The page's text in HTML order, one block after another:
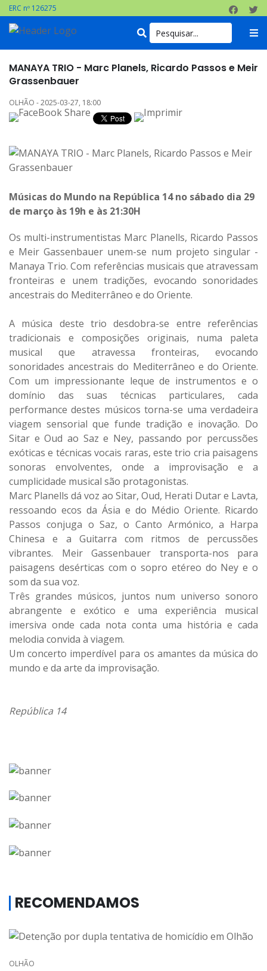
ERC nº 126275
MANAYA TRIO - Marc Planels, Ricardo Passos e Meir
Grassenbauer
OLHÃO - 2025-03-27, 18:00
Músicas do Mundo na República 14 no sábado dia 29
de março às 19h e às 21:30H
Os multi-instrumentistas Marc Planells, Ricardo Passos
e Meir Gassenbauer unem-se num projeto singular -
Manaya Trio. Com referências musicais que atravessam
fronteiras e unem tradições, evocando sonoridades
ancestrais do Mediterrâneo e do Oriente.
A música deste trio desdobra-se entre referências
tradicionais e composições originais, numa paleta
musical que atravessa fronteiras, evocando
sonoridades ancestrais do Mediterrâneo e do Oriente.
Com um impressionante leque de instrumentos e o
domínio das suas técnicas particulares, cada
performance destes músicos torna-se uma verdadeira
viagem sensorial que funde tradição e inovação. Do
Sitar e Oud ao Saz e Ney, passando por percussões
exóticas e técnicas vocais raras, este trio cria paisagens
sonoras envolventes, onde a improvisação e a
cumplicidade musical são protagonistas.
Marc Planells dá voz ao Sitar, Oud, Herati Dutar e Lavta,
ressoando ecos da Ásia e do Médio Oriente. Ricardo
Passos conjuga o Saz, o Canto Armónico, a Harpa
Chinesa e a Guitarra com ritmos de percussões
vibrantes. Meir Gassenbauer transporta-nos para
paisagens desérticas com o sopro etéreo do Ney e o
som da sua voz.
Três grandes músicos, juntos num universo sonoro
abrangente e exótico e uma experiência musical
imersiva onde cada nota conta uma história e cada
melodia convida à viagem.
Um concerto imperdível para os amantes da música do
mundo e da arte da improvisação.
República 14
RECOMENDAMOS
OLHÃO